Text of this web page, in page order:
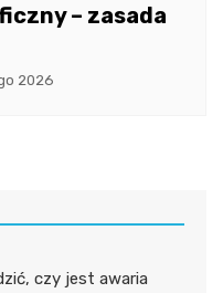
– zasada
2026
czy jest awaria